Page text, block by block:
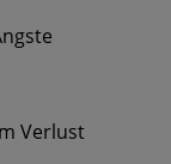
Verlust